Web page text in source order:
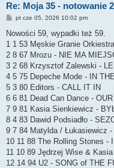
Re: Moja 35 - notowanie
P
s
pt cze 05, 2026 10:02 pm
Nowości 59, wypadki też 59.
1 1 53 Męskie Granie
2 8 67 Mrozu - NIE MA
3 2 68 Krzysztof Zalewski -
4 5 75 Depeche Mode - IN
5 3 80 Editors - CALL IT IN
6 6 81 Dead Can Dance -
7 9 81 Kasia Sienkiewicz -
8 4 83 Dawid Podsiadło -
9 7 84 Matylda / Łukasiewicz
10 11 88 The Rolling Stones -
11 10 89 Jędrzej Wise &
12 14 94 U2 - SONG of THE